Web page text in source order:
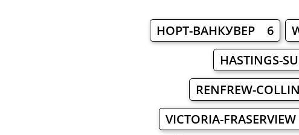
НОРТ-ВАНКУВЕР 6
HASTINGS-
RENFREW-
VICTORIA-